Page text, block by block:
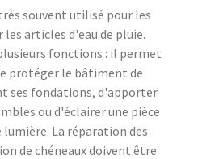
souvent utilisé pour les
articles d'eau de pluie.
fonctions : il permet
protéger le bâtiment de
ses fondations, d'apporter
ou d'éclairer une pièce
La réparation des
de chéneaux doivent être